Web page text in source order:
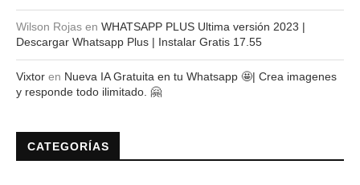
Wilson Rojas en WHATSAPP PLUS Ultima versión 2023 |
Descargar Whatsapp Plus | Instalar Gratis 17.55
Vixtor en Nueva IA Gratuita en tu Whatsapp 🤩| Crea imagenes
y responde todo ilimitado. 🤗
CATEGORÍAS